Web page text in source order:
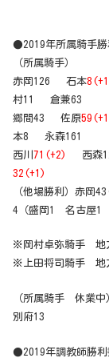
●2019年所属騎手勝
（所属騎手）
赤岡126 石本
村11 倉兼63
郷間43 佐原
本8 永森161
西川 71(+2) 西森
32(+1)
（他場勝利）赤
4（盛岡1 名古屋1
※岡村卓弥騎手 地
※上田将司騎手 地
（所属騎手 休業中
別府13
●2019年調教師勝利